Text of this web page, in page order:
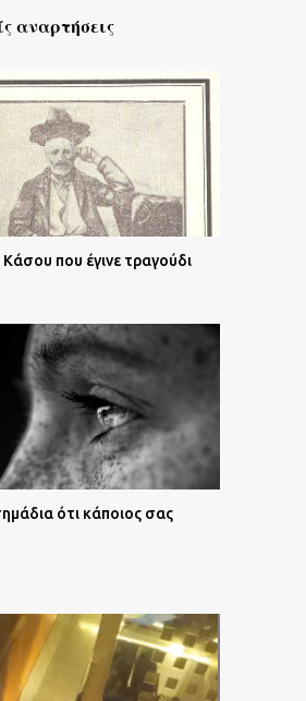
αναρτήσεις
Κάσου που έγινε τραγούδι
ότι κάποιος σας